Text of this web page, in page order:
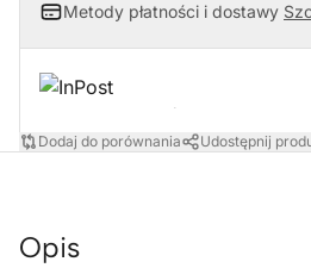
Metody płatności i dostawy
Dodaj do porównania Udostępnij
Opis